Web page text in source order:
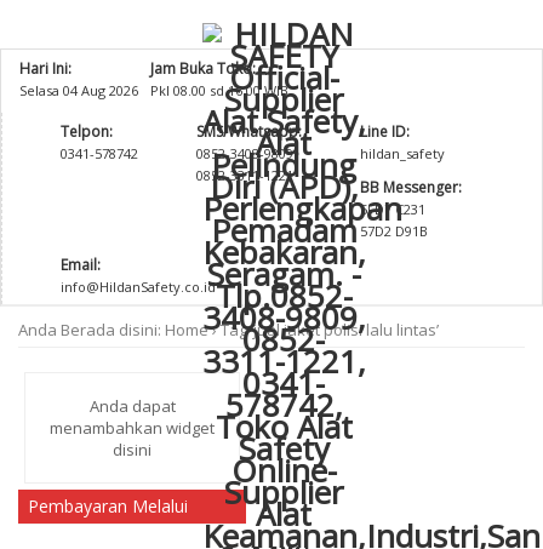
Hari Ini:
Selasa 04 Aug 2026
Jam Buka Toko:
Pkl 08.00 sd 16.00 WIB
Telpon:
0341-578742
SMS/Whatsapp:
0852-3408-9809
0852-3311-1221
Line ID:
hildan_safety
BB Messenger:
5FD7 C231
57D2 D91B
Email:
info@HildanSafety.co.id
Anda Berada disini: Home›Tag ‘jual jaket polisi lalu lintas’
Anda dapat
menambahkan widget
disini
Pembayaran Melalui